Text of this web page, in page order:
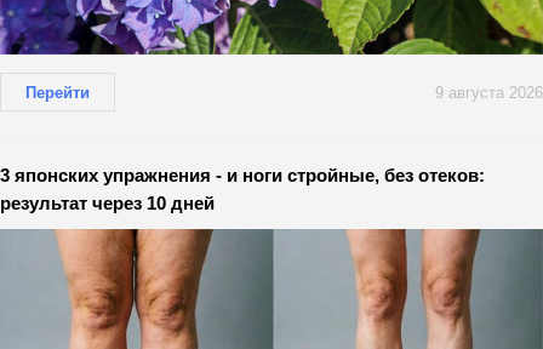
Перейти 9 августа 2026
3 японских упражнения - и ноги стройные, без отеков:
результат через 10 дней